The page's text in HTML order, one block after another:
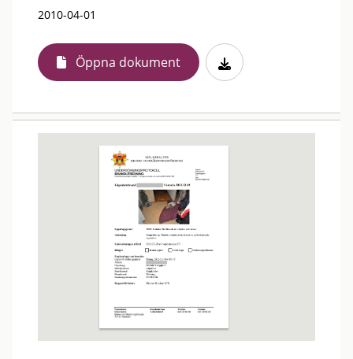
2010-04-01
Öppna dokument